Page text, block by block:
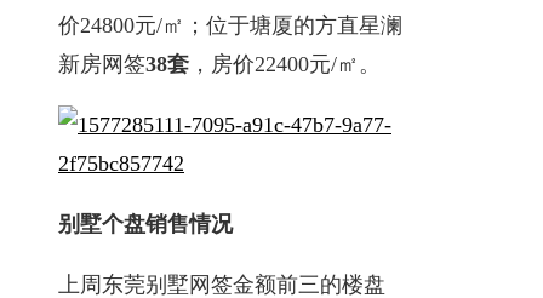
价24800元/㎡；位于塘厦的方直星澜
新房网签38套 ，房价22400元/㎡。
别墅个盘销售情况
上周东莞别墅网签金额前三的楼盘